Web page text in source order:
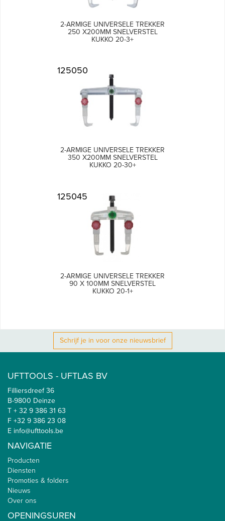
2-ARMIGE UNIVERSELE TREKKER
250 X200MM SNELVERSTEL
KUKKO 20-3+
125050
2-ARMIGE UNIVERSELE TREKKER
350 X200MM SNELVERSTEL
KUKKO 20-30+
125045
2-ARMIGE UNIVERSELE TREKKER
90 X 100MM SNELVERSTEL
KUKKO 20-1+
Schrijf je in voor onze nieuwsbrief
UFTTOOLS - UFTLAS BV
Filliersdreef 36
B-9800 Deinze
T + 32 9 386 31 63
F +32 9 386 23 08
E info@ufttools.be
NAVIGATIE
Producten
Diensten
Promoties & folders
Nieuws
Over ons
OPENINGSUREN